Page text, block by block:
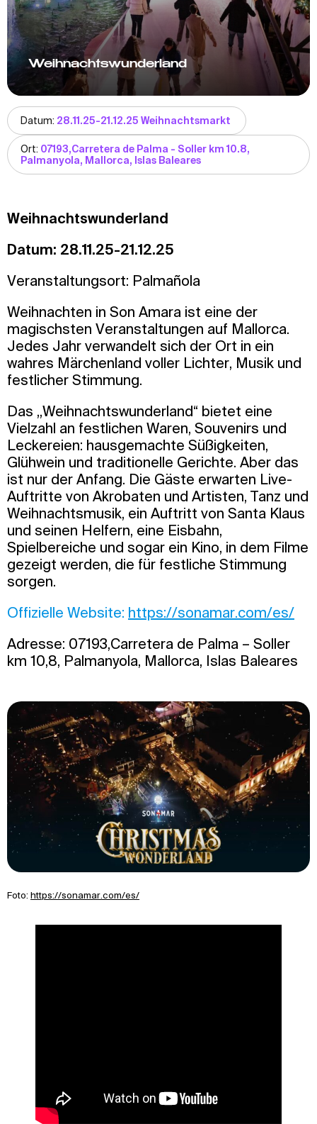
Weihnachtswunderland
Datum: 28.11.25-21.12.25 Weihnachtsmarkt
Ort: 07193,Carretera de Palma - Soller km 10.8,
Palmanyola, Mallorca, Islas Baleares
Weihnachtswunderland
Datum: 28.11.25-21.12.25
Veranstaltungsort: Palmañola
Weihnachten in Son Amara ist eine der
magischsten Veranstaltungen auf Mallorca.
Jedes Jahr verwandelt sich der Ort in ein
wahres Märchenland voller Lichter, Musik und
festlicher Stimmung.
Das „Weihnachtswunderland“ bietet eine
Vielzahl an festlichen Waren, Souvenirs und
Leckereien: hausgemachte Süßigkeiten,
Glühwein und traditionelle Gerichte. Aber das
ist nur der Anfang. Die Gäste erwarten Live-
Auftritte von Akrobaten und Artisten, Tanz und
Weihnachtsmusik, ein Auftritt von Santa Klaus
und seinen Helfern, eine Eisbahn,
Spielbereiche und sogar ein Kino, in dem Filme
gezeigt werden, die für festliche Stimmung
sorgen.
Offizielle Website: https://sonamar.com/es/
Adresse: 07193,Carretera de Palma – Soller
km 10,8, Palmanyola, Mallorca, Islas Baleares
Foto: https://sonamar.com/es/